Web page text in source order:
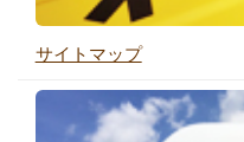
サイトマップ